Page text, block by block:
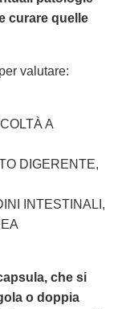
curare quelle
valutare:
A
DIGERENTE,
INTESTINALI,
che si
o doppia